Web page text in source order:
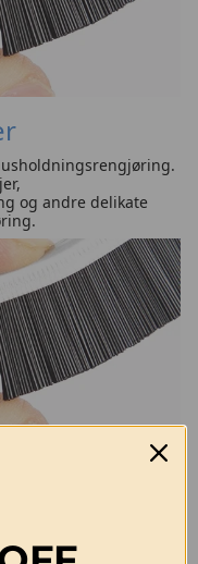
og andre delikate
og andre delikate